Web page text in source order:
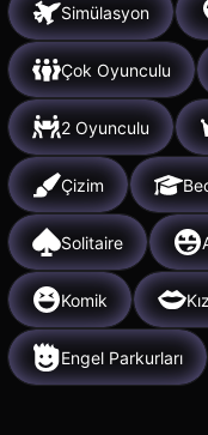
Simülasyon
Çok Oyunculu
2 Oyunculu
Çizim
Solitaire
Komik
Engel Parkurları